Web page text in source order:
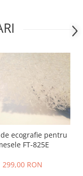
ecografie pentru
FT-825E
299,00 RON